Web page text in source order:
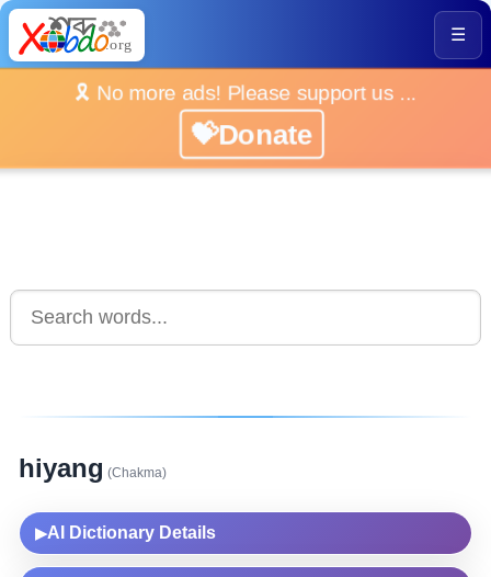
☰
🎗️ No more ads! Please support us ...
💝Donate
hiyang (Chakma)
▶AI Dictionary Details